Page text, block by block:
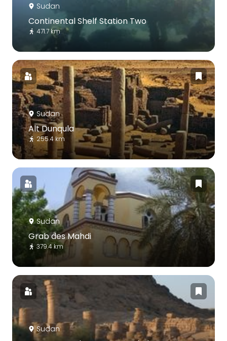
Sudan
Continental Shelf Station Two
471.7 km
Sudan
Alt Dunqula
255.4 km
Sudan
Grab des Mahdi
379.4 km
Sudan